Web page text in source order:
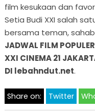
film kesukaan dan
Setia Budi XXI salah
bersama teman,
JADWAL FILM
XXI CINEMA 21
DI lebahndut.net.
Share on: Twitter